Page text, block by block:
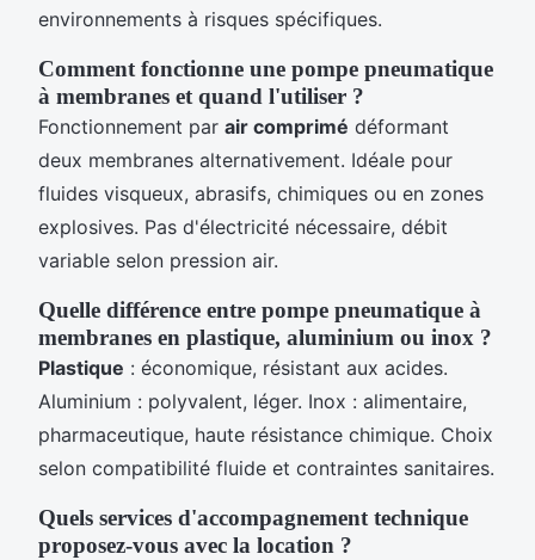
environnements à risques spécifiques.
Comment fonctionne une pompe pneumatique
à membranes et quand l'utiliser ?
Fonctionnement par air comprimé déformant
deux membranes alternativement. Idéale pour
fluides visqueux, abrasifs, chimiques ou en zones
explosives. Pas d'électricité nécessaire, débit
variable selon pression air.
Quelle différence entre pompe pneumatique à
membranes en plastique, aluminium ou inox ?
Plastique : économique, résistant aux acides.
Aluminium : polyvalent, léger. Inox : alimentaire,
pharmaceutique, haute résistance chimique. Choix
selon compatibilité fluide et contraintes sanitaires.
Quels services d'accompagnement technique
proposez-vous avec la location ?